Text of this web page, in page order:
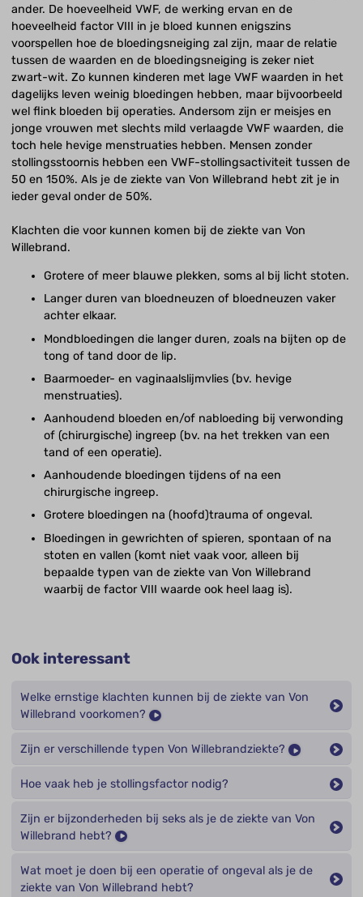
ander. De hoeveelheid VWF, de werking ervan en de
hoeveelheid factor VIII in je bloed kunnen enigszins
voorspellen hoe de bloedingsneiging zal zijn, maar de relatie
tussen de waarden en de bloedingsneiging is zeker niet
zwart-wit. Zo kunnen kinderen met lage VWF waarden in het
dagelijks leven weinig bloedingen hebben, maar bijvoorbeeld
wel flink bloeden bij operaties. Andersom zijn er meisjes en
jonge vrouwen met slechts mild verlaagde VWF waarden, die
toch hele hevige menstruaties hebben. Mensen zonder
stollingsstoornis hebben een VWF-stollingsactiviteit tussen de
50 en 150%. Als je de ziekte van Von Willebrand hebt zit je in
ieder geval onder de 50%.
Klachten die voor kunnen komen bij de ziekte van Von
Willebrand.
Grotere of meer blauwe plekken, soms al bij licht stoten.
Langer duren van bloedneuzen of bloedneuzen vaker
achter elkaar.
Mondbloedingen die langer duren, zoals na bijten op de
tong of tand door de lip.
Baarmoeder- en vaginaalslijmvlies (bv. hevige
menstruaties).
Aanhoudend bloeden en/of nabloeding bij verwonding
of (chirurgische) ingreep (bv. na het trekken van een
tand of een operatie).
Aanhoudende bloedingen tijdens of na een
chirurgische ingreep.
Grotere bloedingen na (hoofd)trauma of ongeval.
Bloedingen in gewrichten of spieren, spontaan of na
stoten en vallen (komt niet vaak voor, alleen bij
bepaalde typen van de ziekte van Von Willebrand
waarbij de factor VIII waarde ook heel laag is).
Ook interessant
Welke ernstige klachten kunnen bij de ziekte van Von
Willebrand voorkomen?
Zijn er verschillende typen Von Willebrandziekte?
Hoe vaak heb je stollingsfactor nodig?
Zijn er bijzonderheden bij seks als je de ziekte van Von
Willebrand hebt?
Wat moet je doen bij een operatie of ongeval als je de
ziekte van Von Willebrand hebt?